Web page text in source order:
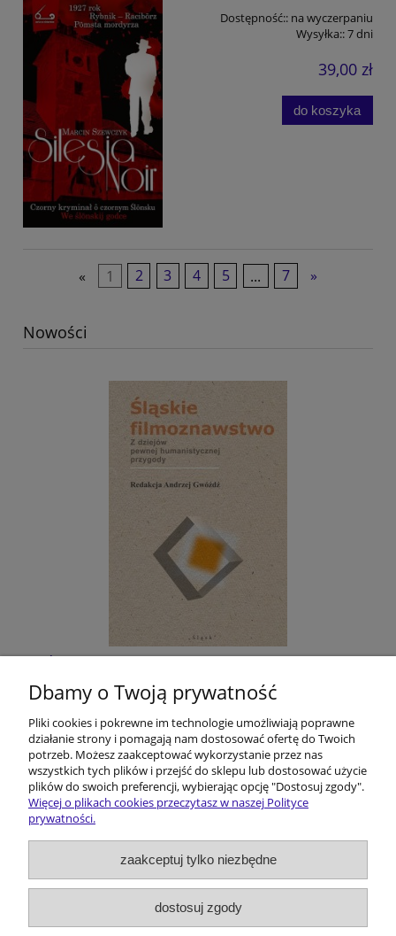
Dostępność:: na wyczerpaniu
Wysyłka::7 dni
39,00 zł
do koszyka
« 1 2 3 4 5 ... 7 »
Nowości
Śląskie filmoznawstwo. Z dziejów pewnej
humanistycznej przygody
40,00 zł
do koszyka
Pomoc
Dostawa i koszty
Moje konto
Dbamy o Twoją prywatność
Pliki cookies i pokrewne im technologie umożliwiają poprawne
działanie strony i pomagają nam dostosować ofertę do Twoich
potrzeb. Możesz zaakceptować wykorzystanie przez nas
wszystkich tych plików i przejść do sklepu lub dostosować użycie
plików do swoich preferencji, wybierając opcję "Dostosuj zgody".
Więcej o plikach cookies przeczytasz w naszej Polityce
prywatności.
zaakceptuj tylko niezbędne
dostosuj zgody